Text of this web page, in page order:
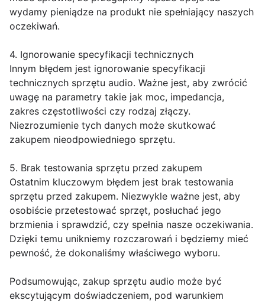
wydamy pieniądze na produkt nie spełniający naszych
oczekiwań.
4. Ignorowanie specyfikacji technicznych
Innym błędem jest ignorowanie specyfikacji
technicznych sprzętu audio. Ważne jest, aby zwrócić
uwagę na parametry takie jak moc, impedancja,
zakres częstotliwości czy rodzaj złączy.
Niezrozumienie tych danych może skutkować
zakupem nieodpowiedniego sprzętu.
5. Brak testowania sprzętu przed zakupem
Ostatnim kluczowym błędem jest brak testowania
sprzętu przed zakupem. Niezwykle ważne jest, aby
osobiście przetestować sprzęt, posłuchać jego
brzmienia i sprawdzić, czy spełnia nasze oczekiwania.
Dzięki temu unikniemy rozczarowań i będziemy mieć
pewność, że dokonaliśmy właściwego wyboru.
Podsumowując, zakup sprzętu audio może być
ekscytującym doświadczeniem, pod warunkiem